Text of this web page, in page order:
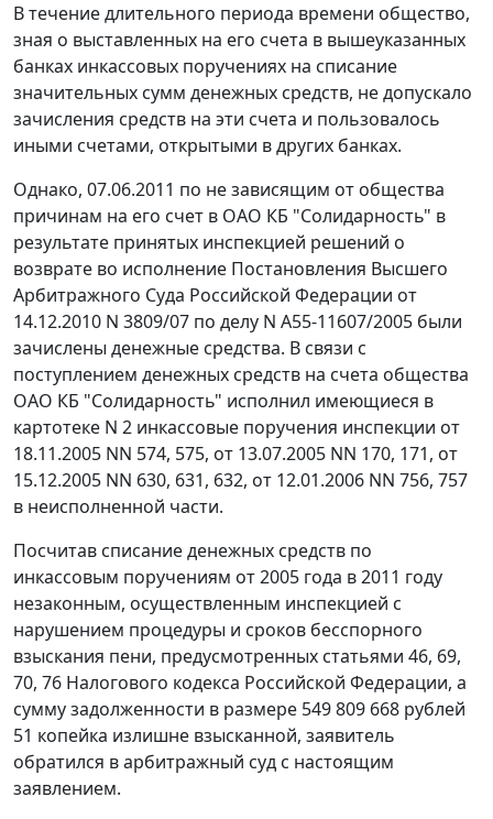
В течение длительного периода времени общество,
зная о выставленных на его счета в вышеуказанных
банках инкассовых поручениях на списание
значительных сумм денежных средств, не допускало
зачисления средств на эти счета и пользовалось
иными счетами, открытыми в других банках.
Однако, 07.06.2011 по не зависящим от общества
причинам на его счет в ОАО КБ "Солидарность" в
результате принятых инспекцией решений о
возврате во исполнение Постановления Высшего
Арбитражного Суда Российской Федерации от
14.12.2010 N 3809/07 по делу N А55-11607/2005 были
зачислены денежные средства. В связи с
поступлением денежных средств на счета общества
ОАО КБ "Солидарность" исполнил имеющиеся в
картотеке N 2 инкассовые поручения инспекции от
18.11.2005 NN 574, 575, от 13.07.2005 NN 170, 171, от
15.12.2005 NN 630, 631, 632, от 12.01.2006 NN 756, 757
в неисполненной части.
Посчитав списание денежных средств по
инкассовым поручениям от 2005 года в 2011 году
незаконным, осуществленным инспекцией с
нарушением процедуры и сроков бесспорного
взыскания пени, предусмотренных статьями 46, 69,
70, 76 Налогового кодекса Российской Федерации, а
сумму задолженности в размере 549 809 668 рублей
51 копейка излишне взысканной, заявитель
обратился в арбитражный суд с настоящим
заявлением.